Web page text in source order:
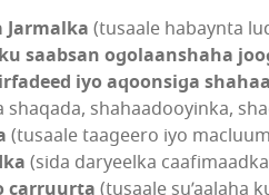
Jarmalka (tusaale habaynta
ku saabsan ogolaanshaha
iyo aqoonsiga
shaqada, shahaadooyinka,
(tusaale taageero iyo
(sida daryeelka